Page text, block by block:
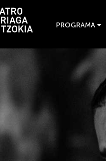
PROGRAMA